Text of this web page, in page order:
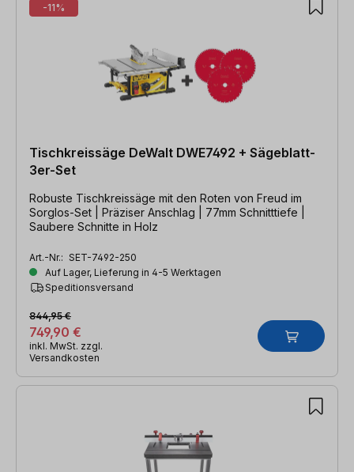
-11%
Tischkreissäge DeWalt DWE7492 + Sägeblatt-
3er-Set
Robuste Tischkreissäge mit den Roten von Freud im
Sorglos-Set | Präziser Anschlag | 77mm Schnitttiefe |
Saubere Schnitte in Holz
Art.-Nr.: SET-7492-250
Auf Lager, Lieferung in 4-5 Werktagen
Speditionsversand
749,90 €
844,95 €
inkl. MwSt. zzgl.
Versandkosten